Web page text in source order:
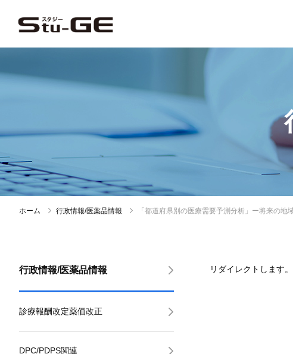
ホーム 行政情報/医薬品情報 「都道府県別の医療需要予測分析」ー将来の
リダイレクトします
行政情報/医薬品情報
診療報酬改定薬価改正
DPC/PDPS関連